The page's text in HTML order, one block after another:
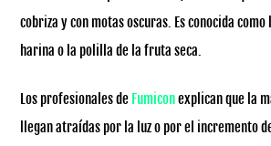
cobriza y con motas oscuras. Es conocida
harina o la polilla de la fruta seca.
Los profesionales de Fumiconexplican que la
llegan atraídas por la luz o por el incremento